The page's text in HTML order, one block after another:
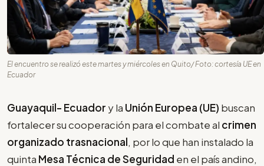
El encuentro se realizó este martes y miércoles en Quito/ Foto: cortesía UE en
Ecuador
Guayaquil- Ecuador y la Unión Europea (UE) buscan
fortalecer su cooperación para el combate al crimen
organizado trasnacional, por lo que han instalado la
quinta Mesa Técnica de Seguridad en el país andino,